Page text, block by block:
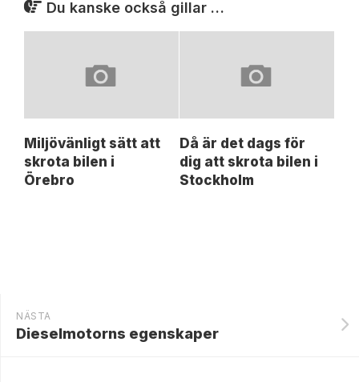
Du kanske också gillar …
Miljövänligt sätt att
skrota bilen i
Örebro
Då är det dags för
dig att skrota bilen i
Stockholm
NÄSTA
Dieselmotorns egenskaper